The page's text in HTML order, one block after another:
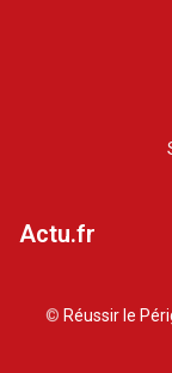
Actu.fr
© Réussir le